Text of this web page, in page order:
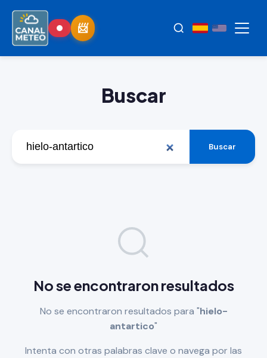
Buscar
Buscar
No se encontraron resultados
No se encontraron resultados para "hielo-
antartico"
Intenta con otras palabras clave o navega por las